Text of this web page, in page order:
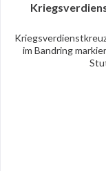
im Bandring